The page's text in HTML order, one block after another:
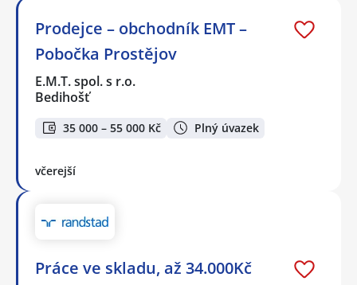
Prodejce – obchodník EMT –
Pobočka Prostějov
E.M.T. spol. s r.o.
Bedihošť
35 000 – 55 000 Kč Plný úvazek
včerejší
Práce ve skladu, až 34.000Kč